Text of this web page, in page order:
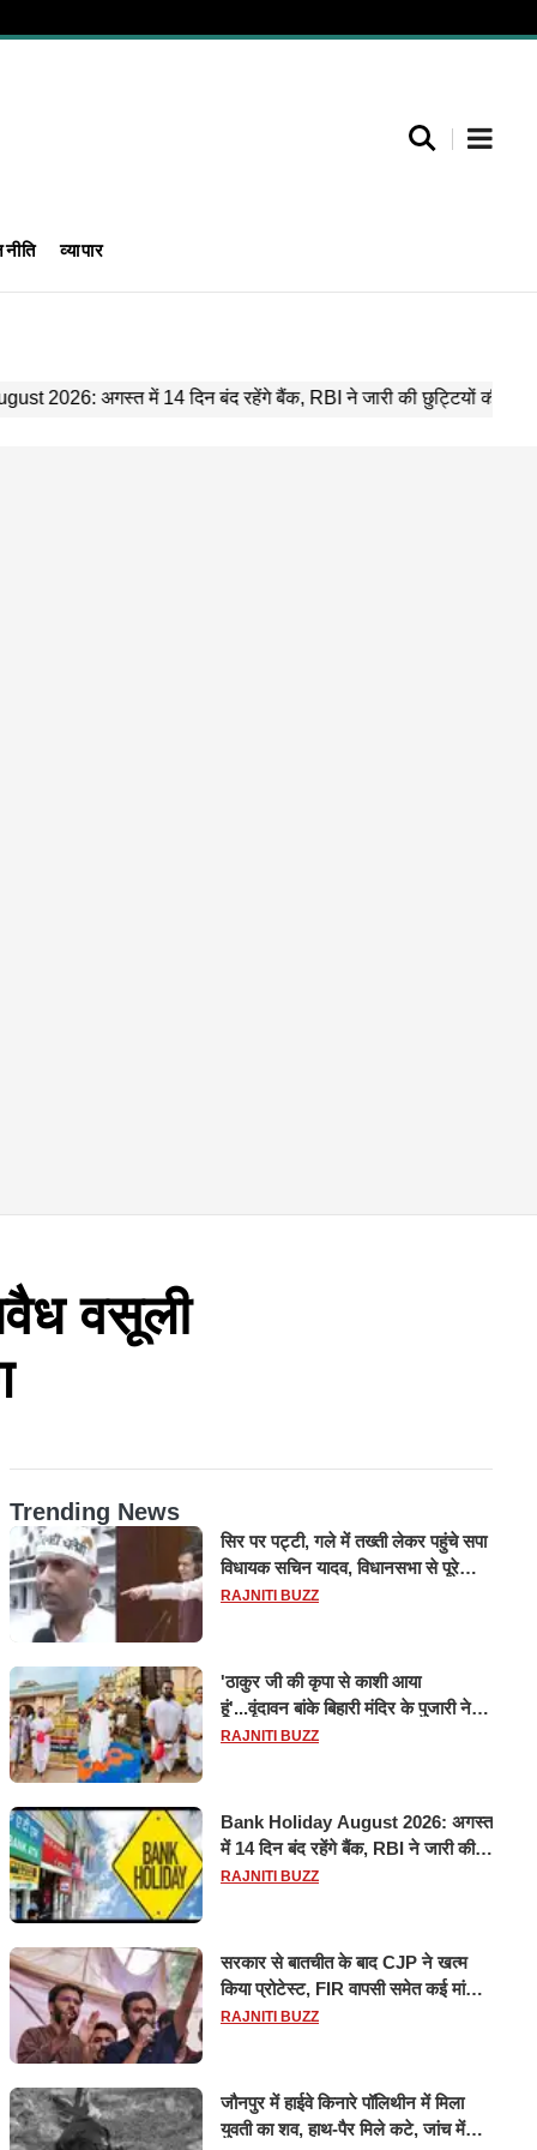
व्यापार
वसूली
Trending News
सिर पर पट्टी, गले में तख्ती लेकर पहुंचे सपा
विधायक सचिन यादव, विधानसभा से पूरे
मानसून सत्र के लिए किया गया निलंबित
RAJNITI BUZZ
'ठाकुर जी की कृपा से काशी आया
हूं'...वृंदावन बांके बिहारी मंदिर के पुजारी ने
किया श्री काशी विश्वनाथ का जलाभिषेक
RAJNITI BUZZ
Bank Holiday August 2026: अगस्त
में 14 दिन बंद रहेंगे बैंक, RBI ने जारी की
छुट्टियों की लिस्ट​​​​​​​
RAJNITI BUZZ
सरकार से बातचीत के बाद CJP ने खत्म
किया प्रोटेस्ट, FIR वापसी समेत कई मांगों
पर बनी सहमति
RAJNITI BUZZ
जौनपुर में हाईवे किनारे पॉलिथीन में मिला
युवती का शव, हाथ-पैर मिले कटे, जांच में